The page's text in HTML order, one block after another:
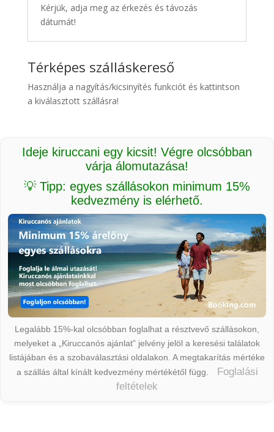
Kérjük, adja meg az érkezés és távozás
dátumát!
Térképes szálláskereső
Használja a nagyítás/kicsinyítés funkciót és kattintson
a kiválasztott szállásra!
Ideje kiruccani egy kicsit! Végre olcsóbban
várja álomutazása!
💡 Tipp: egyes szállásokon minimum 15%
kedvezmény is elérhető.
Legalább 15%-kal olcsóbban foglalhat a résztvevő szállásokon,
melyeket a „Kiruccanós ajánlat” jelvény jelöl a keresési találatok
listájában és a szobaválasztási oldalakon. A megtakarítás mértéke
a szállás által kínált kedvezmény mértékétől függ.
Foglalási
feltételek